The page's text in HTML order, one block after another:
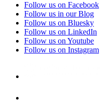
Follow us on Facebook
Follow us in our Blog
Follow us on Bluesky
Follow us on LinkedIn
Follow us on Youtube
Follow us on Instagram